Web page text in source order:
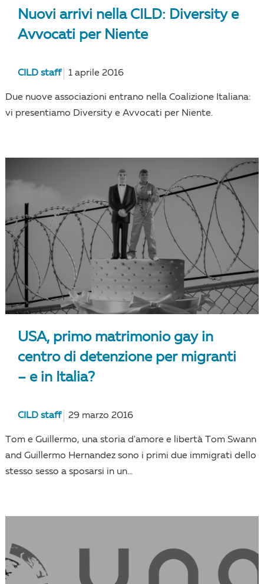
Nuovi arrivi nella CILD: Diversity e
Avvocati per Niente
CILD staff 1 aprile 2016
Due nuove associazioni entrano nella Coalizione Italiana:
vi presentiamo Diversity e Avvocati per Niente.
USA, primo matrimonio gay in
centro di detenzione per migranti
– e in Italia?
CILD staff 29 marzo 2016
Tom e Guillermo, una storia d'amore e libertà Tom Swann
and Guillermo Hernandez sono i primi due immigrati dello
stesso sesso a sposarsi in un...